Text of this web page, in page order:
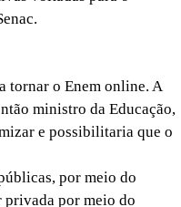
tornar o Enem online. A
ministro da Educação,
e possibilitaria que o
por meio do
privada por meio do